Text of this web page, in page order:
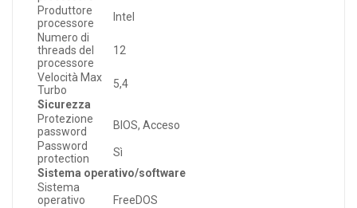
Produttore
processore
Intel
Numero di
threads del
processore
12
Velocità Max
Turbo
5,4
Sicurezza
Protezione
password
BIOS, Acceso
Password
protection
Sì
Sistema operativo/software
Sistema
operativo
FreeDOS